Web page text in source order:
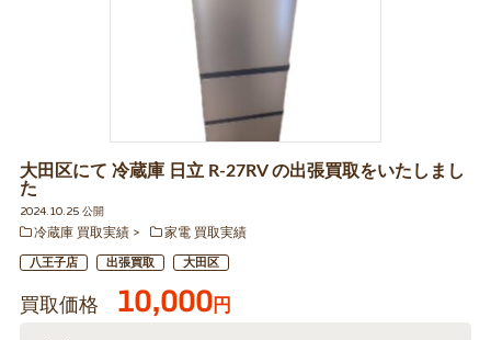
大田区にて 冷蔵庫 日立 R-27RV の出張買取をいたしまし
た
2024.10.25 公開
冷蔵庫 買取実績
家電 買取実績
八王子店 出張買取 大田区
買取価格 10,000円